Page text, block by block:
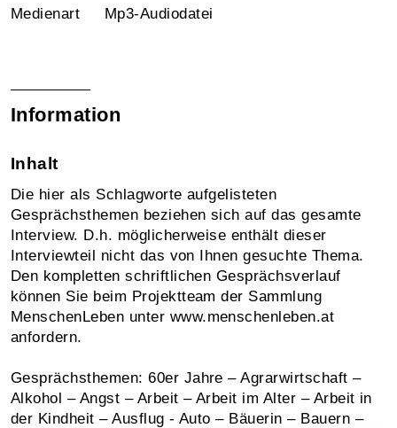
Medienart Mp3-Audiodatei
Information
Inhalt
Die hier als Schlagworte aufgelisteten
Gesprächsthemen beziehen sich auf das gesamte
Interview. D.h. möglicherweise enthält dieser
Interviewteil nicht das von Ihnen gesuchte Thema.
Den kompletten schriftlichen Gesprächsverlauf
können Sie beim Projektteam der Sammlung
MenschenLeben unter www.menschenleben.at
anfordern.
Gesprächsthemen: 60er Jahre – Agrarwirtschaft –
Alkohol – Angst – Arbeit – Arbeit im Alter – Arbeit in
der Kindheit – Ausflug - Auto – Bäuerin – Bauern –